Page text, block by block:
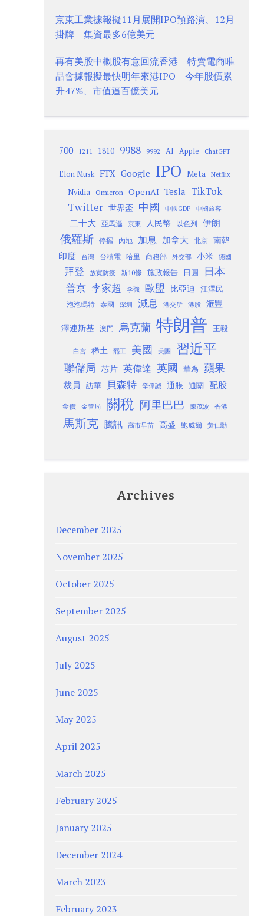
京東工業據報擬11月展開IPO預路演、12月
掛牌 集資最多6億美元
再有美股中概股有意回流香港 特賣電商唯
品會據報擬最快明年來港IPO 今年股價累
升47%、市值逼百億美元
700 1211 1810 9988 9992 AI Apple ChatGPT
Elon Musk FTX Google IPO Meta Netflix
Nvidia Omicron OpenAI Tesla TikTok
Twitter 世界盃 中國 中國GDP 中國旅客
二十大 亞馬遜 京東 人民幣 以色列 伊朗
俄羅斯 停擺 內地 加息 加拿大 北京
南韓
印度
台灣 台積電 哈里 商務部 外交部 小米 德國
拜登 放寬防疫 新10條 施政報告 日圓 日本
普京 李家超 李強 歐盟 比亞迪 江澤民
泡泡瑪特 泰國 深圳 減息 港交所 港股 滙豐
澤連斯基 澳門 烏克蘭 特朗普 王毅
白宮 稀土 罷工 美國 美團 習近平
聯儲局 芯片 英偉達 英國 華為 蘋果
裁員 訪華 貝森特 辛偉誠 通脹 通關 配股
金價 金管局 關稅 阿里巴巴 陳茂波 香港
馬斯克 騰訊 高市早苗 高盛 鮑威爾 黃仁勳
Archives
December 2025
November 2025
October 2025
September 2025
August 2025
July 2025
June 2025
May 2025
April 2025
March 2025
February 2025
January 2025
December 2024
March 2023
February 2023